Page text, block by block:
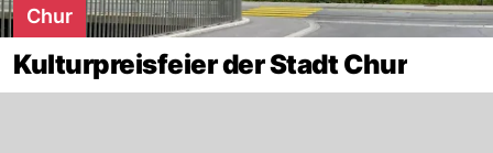
Chur
Kulturpreisfeier der Stadt Chur